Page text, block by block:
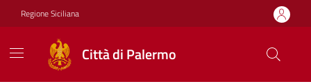
Vai ai contenuti
Vai al footer
Regione Siciliana
Città di Palermo